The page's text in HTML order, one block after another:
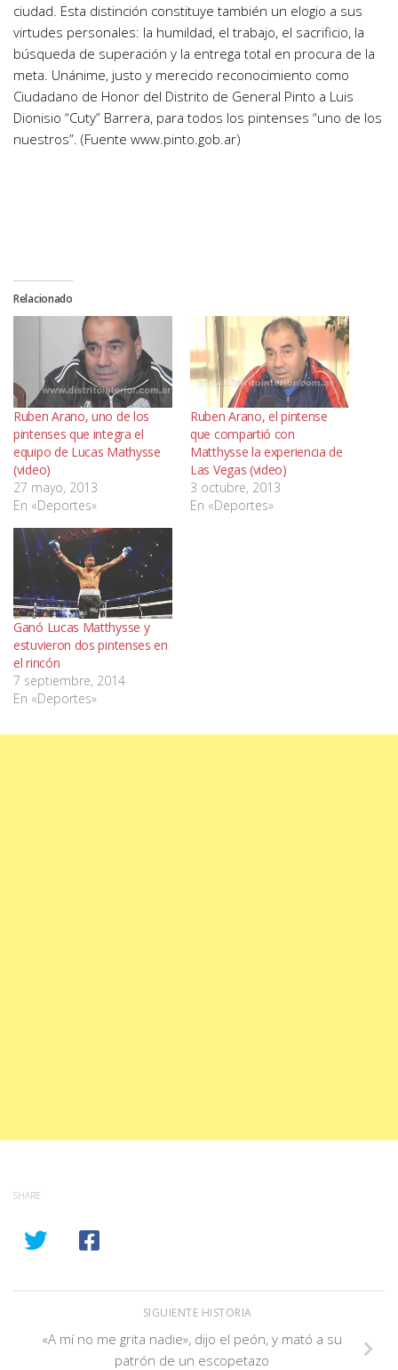
ciudad. Esta distinción constituye también un elogio a sus
virtudes personales: la humildad, el trabajo, el sacrificio, la
búsqueda de superación y la entrega total en procura de la
meta. Unánime, justo y merecido reconocimiento como
Ciudadano de Honor del Distrito de General Pinto a Luis
Dionisio “Cuty” Barrera, para todos los pintenses “uno de los
nuestros”. (Fuente www.pinto.gob.ar)
Relacionado
Ruben Arano, uno de los
pintenses que integra el
equipo de Lucas Mathysse
(video)
27 mayo, 2013
En «Deportes»
Ruben Arano, el pintense
que compartió con
Matthysse la experiencia de
Las Vegas (video)
3 octubre, 2013
En «Deportes»
Ganó Lucas Matthysse y
estuvieron dos pintenses en
el rincón
7 septiembre, 2014
En «Deportes»
SHARE
SIGUIENTE HISTORIA
«A mí no me grita nadie», dijo el peón, y mató a su
patrón de un escopetazo